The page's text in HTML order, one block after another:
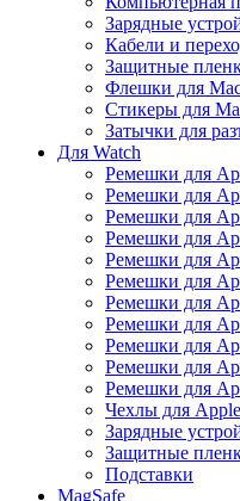
Зарядные
Кабели и
Защитные
Флешки для
Стикеры для
Затычки для
Для Watch
Ремешки для
Ремешки для
Ремешки для
Ремешки для
Ремешки для
Ремешки для
Ремешки для
Ремешки для
Ремешки для
Ремешки для
Ремешки для
Чехлы для
Зарядные
Защитные
Подставки
MagSafe